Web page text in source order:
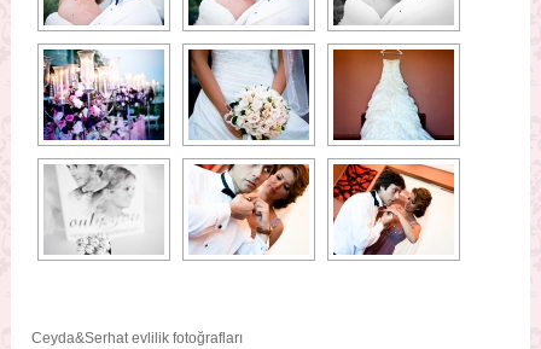
Ceyda&Serhat evlilik fotoğrafları